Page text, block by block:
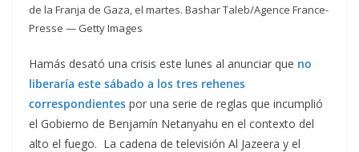
de la Franja de Gaza, el martes. Bashar Taleb/Agence France-
Presse — Getty Images
Hamás desató una crisis este lunes al anunciar que no
liberaría este sábado a los tres rehenes
correspondientes por una serie de reglas que incumplió
el Gobierno de Benjamín Netanyahu en el contexto del
alto el fuego. La cadena de televisión Al Jazeera y el